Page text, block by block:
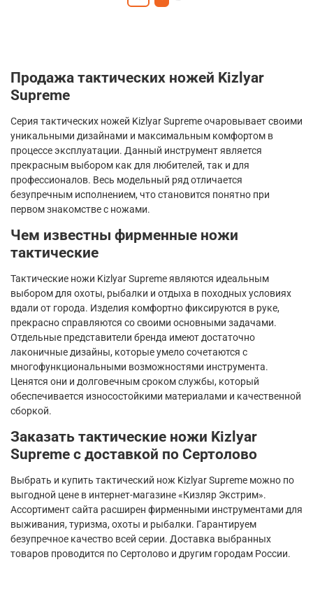
Продажа тактических ножей Kizlyar
Supreme
Серия тактических ножей KizlyarSupremeочаровывает своими
уникальными дизайнами и максимальным комфортом в
процессе эксплуатации. Данный инструмент является
прекрасным выбором как для любителей, так и для
профессионалов. Весь модельный ряд отличается
безупречным исполнением, что становится понятно при
первом знакомстве с ножами.
Чем известны фирменные ножи
тактические
Тактические ножи KizlyarSupremeявляются идеальным
выбором для охоты, рыбалки и отдыха в походных условиях
вдали от города. Изделия комфортно фиксируются в руке,
прекрасно справляются со своими основными задачами.
Отдельные представители бренда имеют достаточно
лаконичные дизайны, которые умело сочетаются с
многофункциональными возможностями инструмента.
Ценятся они и долговечным сроком службы, который
обеспечивается износостойкими материалами и качественной
сборкой.
Заказать тактические ножи Kizlyar
Supreme с доставкой по Сертолово
Выбрать и купить тактический нож KizlyarSupreme можно по
выгодной цене в интернет-магазине «Кизляр Экстрим».
Ассортимент сайта расширен фирменными инструментами для
выживания, туризма, охоты и рыбалки. Гарантируем
безупречное качество всей серии. Доставка выбранных
товаров проводится по Сертолово и другим городам России.